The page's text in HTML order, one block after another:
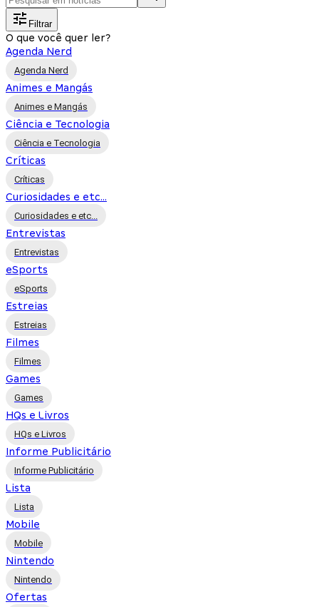
Filtrar
O que você quer ler?
Agenda Nerd
Agenda Nerd
Animes e Mangás
Animes e Mangás
Ciência e Tecnologia
Ciência e Tecnologia
Críticas
Críticas
Curiosidades e etc...
Curiosidades e etc...
Entrevistas
Entrevistas
eSports
eSports
Estreias
Estreias
Filmes
Filmes
Games
Games
HQs e Livros
HQs e Livros
Informe Publicitário
Informe Publicitário
Lista
Lista
Mobile
Mobile
Nintendo
Nintendo
Ofertas